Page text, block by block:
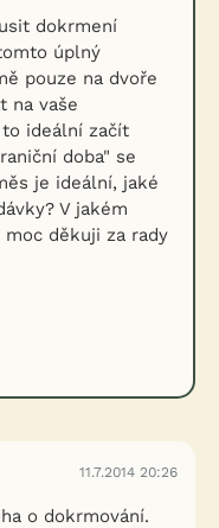
dokrmení
úplný
pouze na dvoře
na vaše
ideální začít
doba" se
je ideální, jaké
V jakém
děkuji za rady
11.7.2014 20:26
o dokrmování.